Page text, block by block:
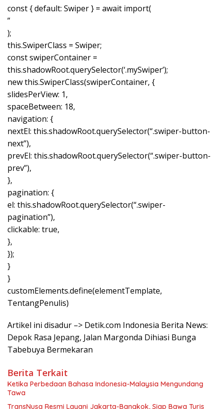
const { default: Swiper } = await import(
”
);
this.SwiperClass = Swiper;
const swiperContainer =
this.shadowRoot.querySelector(‘.mySwiper’);
new this.SwiperClass(swiperContainer, {
slidesPerView: 1,
spaceBetween: 18,
navigation: {
nextEl: this.shadowRoot.querySelector(“.swiper-button-
next”),
prevEl: this.shadowRoot.querySelector(“.swiper-button-
prev”),
},
pagination: {
el: this.shadowRoot.querySelector(“.swiper-
pagination”),
clickable: true,
},
});
}
}
customElements.define(elementTemplate,
TentangPenulis)
Artikel ini disadur –> Detik.com Indonesia Berita News:
Depok Rasa Jepang, Jalan Margonda Dihiasi Bunga
Tabebuya Bermekaran
Berita Terkait
Ketika Perbedaan Bahasa Indonesia-Malaysia Mengundang
Tawa
TransNusa Resmi Layani Jakarta-Bangkok, Siap Bawa Turis